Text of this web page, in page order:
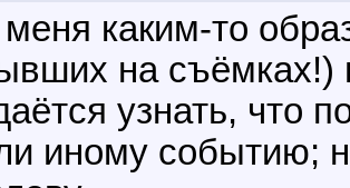
каким-то
на съёмках!)
узнать, что
иному событию;